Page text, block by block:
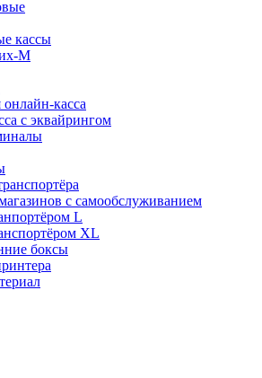
кассы
М
касса
с эквайрингом
с самообслуживанием
L
XL
боксы